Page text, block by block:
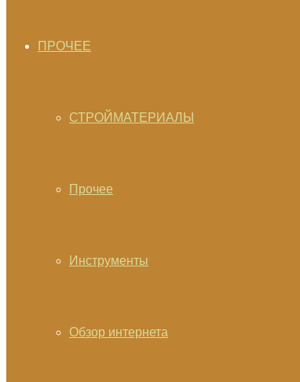
ПРОЧЕЕ
СТРОЙМАТЕРИАЛЫ
Прочее
Инструменты
Обзор интернета